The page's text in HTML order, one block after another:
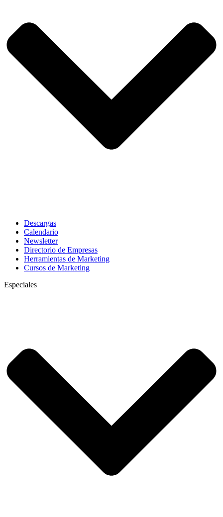
Descargas
Calendario
Newsletter
Directorio de Empresas
Herramientas de Marketing
Cursos de Marketing
Especiales